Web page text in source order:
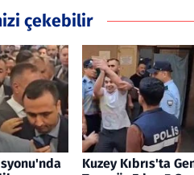
çekebilir
Kuzey Kıbrıs'ta